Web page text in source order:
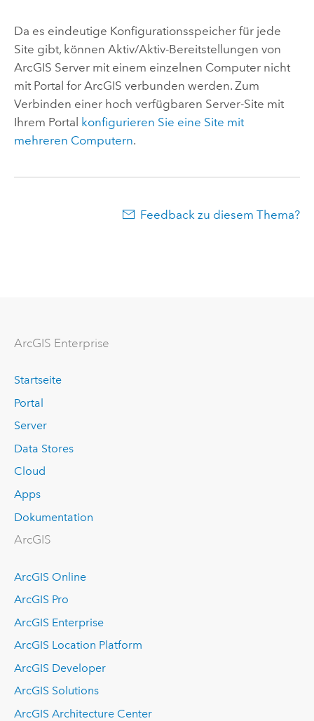
Da es eindeutige Konfigurationsspeicher für jede
Site gibt, können Aktiv/Aktiv-Bereitstellungen von
ArcGIS Servermit einem einzelnen Computer nicht
mit Portal for ArcGIS verbunden werden. Zum
Verbinden einer hoch verfügbaren Server-Site mit
Ihrem Portal konfigurieren Sie eine Site mit
mehreren Computern.
Feedback zu diesem Thema?
ArcGIS Enterprise
Startseite
Portal
Server
Data Stores
Cloud
Apps
Dokumentation
ArcGIS
ArcGIS Online
ArcGIS Pro
ArcGIS Enterprise
ArcGIS Location Platform
ArcGIS Developer
ArcGIS Solutions
ArcGIS Architecture Center